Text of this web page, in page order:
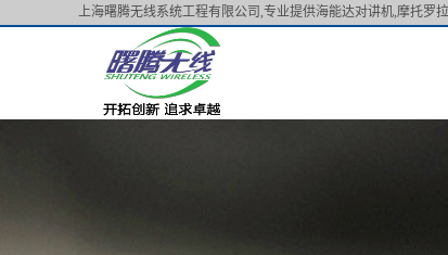
上海曙腾无线系统工程有限公司,专业提供海能达对讲机,摩托罗